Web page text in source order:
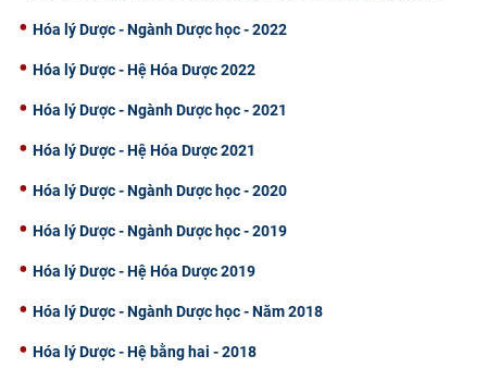
Hóa lý Dược - Ngành Dược học - 2022
Hóa lý Dược - Hệ Hóa Dược 2022
Hóa lý Dược - Ngành Dược học - 2021
Hóa lý Dược - Hệ Hóa Dược 2021
Hóa lý Dược - Ngành Dược học - 2020
Hóa lý Dược - Ngành Dược học - 2019
Hóa lý Dược - Hệ Hóa Dược 2019
Hóa lý Dược - Ngành Dược học - Năm 2018
Hóa lý Dược - Hệ bằng hai - 2018